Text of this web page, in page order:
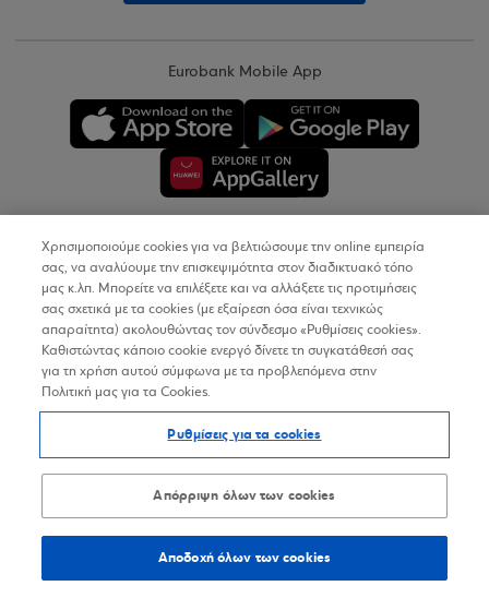
Eurobank Mobile App
Copyright © 2026
Όροι Χρήσης
Προσωπικά Δεδομένα στον Διαδικτυακό Τόπο
Δήλωση Προσβασιμότητας
Sitemap
Χρησιμοποιούμε cookies για να βελτιώσουμε την online εμπειρία
σας, να αναλύουμε την επισκεψιμότητα στον διαδικτυακό τόπο
μας κ.λπ. Μπορείτε να επιλέξετε και να αλλάξετε τις προτιμήσεις
σας σχετικά με τα cookies (με εξαίρεση όσα είναι τεχνικώς
απαραίτητα) ακολουθώντας τον σύνδεσμο «Ρυθμίσεις cookies».
Καθιστώντας κάποιο cookie ενεργό δίνετε τη συγκατάθεσή σας
για τη χρήση αυτού σύμφωνα με τα προβλεπόμενα στην
Πολιτική μας για τα Cookies.
Ρυθμίσεις για τα cookies
Απόρριψη όλων των cookies
Αποδοχή όλων των cookies